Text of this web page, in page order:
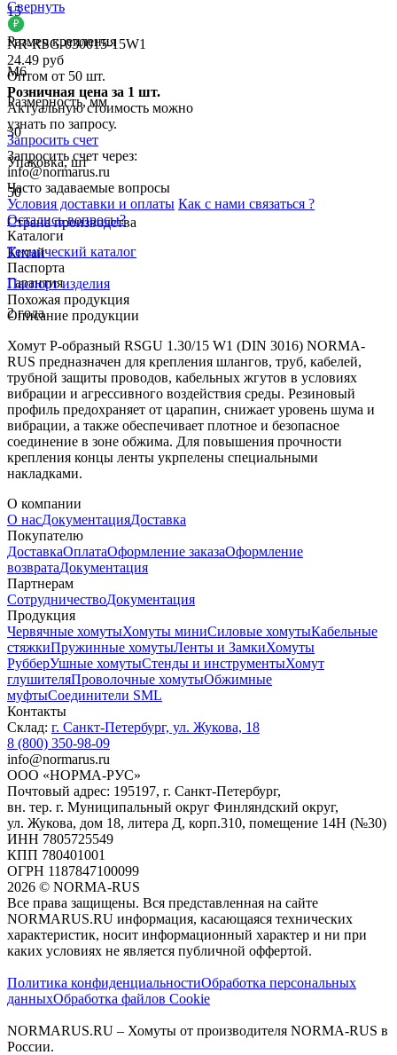
15
Размер крепления
M6
Размерность, мм
30
Упаковка, шт
50
Страна производства
Китай
Гарантия
2 года
Свернуть
NR-RSG-030015-15W1
24.49 руб
Оптом от 50 шт.
Розничная цена за 1 шт.
Актуальную стоимость можно
узнать по запросу.
Запросить счет
Запросить счет через:
info@normarus.ru
Часто задаваемые вопросы
Условия доставки и оплаты Как с нами связаться ?
Остались вопросы?
Каталоги
Технический каталог
Паспорта
Паспорт изделия
Похожая продукция
Описание продукции
Хомут Р-образный RSGU 1.30/15 W1 (DIN 3016) NORMA-
RUS предназначен для крепления шлангов, труб, кабелей,
трубной защиты проводов, кабельных жгутов в условиях
вибрации и агрессивного воздействия среды. Резиновый
профиль предохраняет от царапин, снижает уровень шума и
вибрации, а также обеспечивает плотное и безопасное
соединение в зоне обжима. Для повышения прочности
крепления концы ленты укрпелены специальными
накладками.
О компании
О насДокументацияДоставка
Покупателю
ДоставкаОплатаОформление заказаОформление
возвратаДокументация
Партнерам
СотрудничествоДокументация
Продукция
Червячные хомутыХомуты миниСиловые хомутыКабельные
стяжкиПружинные хомутыЛенты и ЗамкиХомуты
РубберУшные хомутыСтенды и инструментыХомут
глушителяПроволочные хомутыОбжимные
муфтыСоединители SML
Контакты
Склад: г. Санкт-Петербург, ул. Жукова, 18
8 (800) 350-98-09
info@normarus.ru
ООО «НОРМА-РУС»
Почтовый адрес: 195197, г. Санкт-Петербург,
вн. тер. г. Муниципальный округ Финляндский округ,
ул. Жукова, дом 18, литера Д, корп.310, помещение 14Н (№30)
ИНН 7805725549
КПП 780401001
ОГРН 1187847100099
2026 © NORMA-RUS
Все права защищены. Вся представленная на сайте
NORMARUS.RU информация, касающаяся технических
характеристик, носит информационный характер и ни при
каких условиях не является публичной оффертой.‍
Политика конфиденциальностиОбработка персональных
данныхОбработка файлов Cookie
NORMARUS.RU – Хомуты от производителя NORMA-RUS в
России.